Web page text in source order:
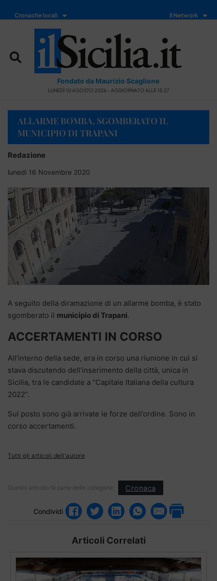
Cronache locali Il Network
Fondato da Maurizio Scaglione
LUNEDÌ 10 AGOSTO 2026 - AGGIORNATO ALLE 15:27
ALLARME BOMBA, SGOMBERATO IL
MUNICIPIO DI TRAPANI
Redazione
lunedì 16 Novembre 2020
A seguito della diramazione di un allarme bomba, è stato
sgomberato il municipio di Trapani.
ACCERTAMENTI IN CORSO
All’interno della sede, era in corso una riunione in cui si
stava discutendo dell’inserimento della città, unica in
Sicilia, tra le candidate a “Capitale Italiana della cultura
2022”.
Sul posto sono già arrivate le forze dell’ordine. Sono in
corso accertamenti.
Tutti gli articoli dell'autore
Questo articolo fa parte delle categorie: Cronaca
Condividi
Articoli Correlati